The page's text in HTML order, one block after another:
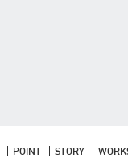
POINT STORY